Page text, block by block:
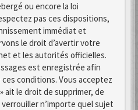
ou encore la loi
pas ces dispositions,
immédiat et
le droit d’avertir votre
et les autorités officielles.
est enregistrée afin
conditions. Vous acceptez
ait le droit de supprimer, de
n’importe quel sujet